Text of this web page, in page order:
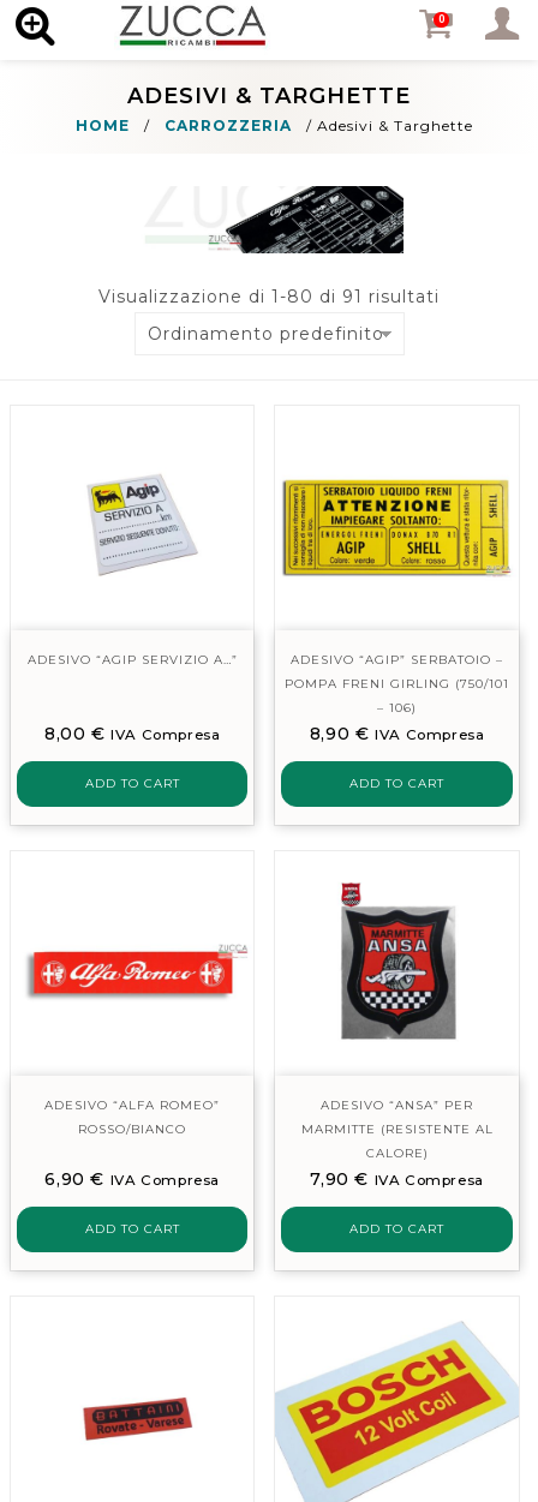
ADESIVI & TARGHETTE
HOME / CARROZZERIA / Adesivi & Targhette
Visualizzazione di 1-80 di 91 risultati
Ordinamento predefinito
ADESIVO “AGIP SERVIZIO A…”
8,00 € IVA Compresa
ADD TO CART
ADESIVO “AGIP” SERBATOIO –
POMPA FRENI GIRLING (750/101
– 106)
8,90 € IVA Compresa
ADD TO CART
ADESIVO “ALFA ROMEO”
ROSSO/BIANCO
6,90€ IVA Compresa
ADD TO CART
ADESIVO “ANSA” PER
MARMITTE (RESISTENTE AL
CALORE)
7,90€ IVA Compresa
ADD TO CART
0